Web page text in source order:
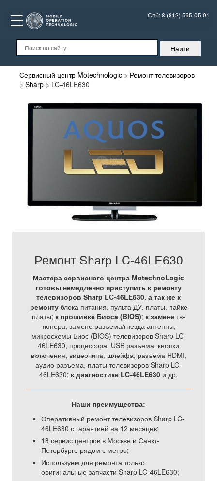
Спб:8 (812) 565-05-01
Сервисный центр Motechnologic > Ремонт телевизоров
> Sharp > LC-46LE630
Ремонт Sharp LC-46LE630
Мастера сервисного центра MotechnoLogic
готовы немедленно приступить к ремонту
телевизоров Sharp LC-46LE630, а так же к
ремонтублока питания, пульта ДУ, платы, пайке
платы; к прошивке Биоса (BIOS); к замене тв-
тюнера, замене разъема/гнезда антенны,
микросхемы Биос (BIOS) телевизоров Sharp LC-
46LE630, процессора, USB разъема, кнопки
включения, видеочипа, шлейфа, разъема HDMI,
аудио разъема, платы телевизоров Sharp LC-
46LE630; к диагностике LC-46LE630 и др.
Наши преимущества:
Оперативный ремонт телевизоров Sharp LC-
46LE630 с гарантией на 12 месяцев;
13 сервис центров в Москве и Санкт-
Петербурге рядом с метро;
Используем для ремонта только
оригинальные запчасти Sharp LC-46LE630;